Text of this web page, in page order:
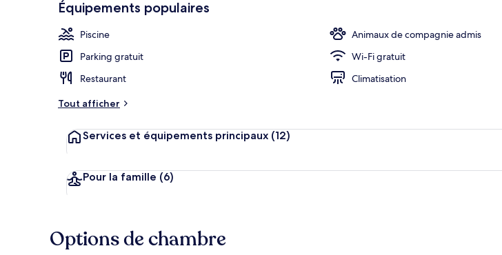
Équipements populaires
Piscine
Animaux de compagnie admis
Parking gratuit
Wi-Fi gratuit
Restaurant
Climatisation
Tout afficher
Services et équipements principaux (12)
Pour la famille (6)
Options de chambre